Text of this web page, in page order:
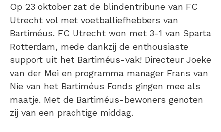
Op 23 oktober zat de blindentribune van FC
Utrecht vol met voetballiefhebbers van
Bartiméus. FC Utrecht won met 3-1 van Sparta
Rotterdam, mede dankzij de enthousiaste
support uit het Bartiméus-vak! Directeur Joeke
van der Mei en programma manager Frans van
Nie van het Bartiméus Fonds gingen mee als
maatje. Met de Bartiméus-bewoners genoten
zij van een prachtige middag.